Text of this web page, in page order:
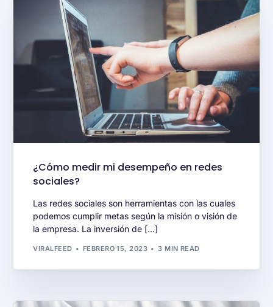
¿Cómo medir mi desempeño en redes
sociales?
Las redes sociales son herramientas con las cuales
podemos cumplir metas según la misión o visión de
la empresa. La inversión de […]
VIRALFEED FEBRERO 15, 2023 3 MIN READ